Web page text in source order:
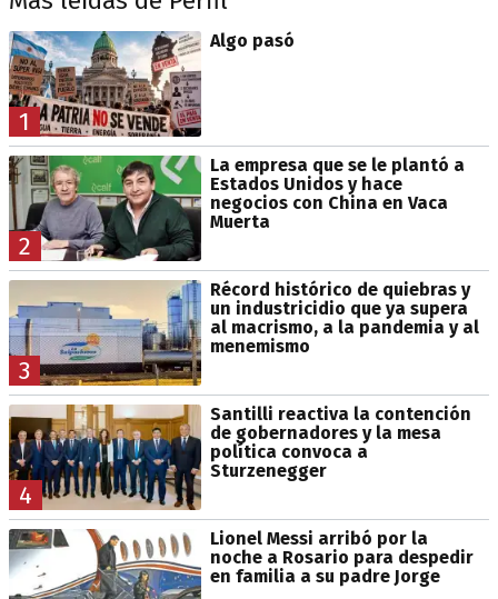
1
Algo pasó
2
La empresa que se le plantó a
Estados Unidos y hace
negocios con China en Vaca
Muerta
3
Récord histórico de quiebras y
un industricidio que ya supera
al macrismo, a la pandemia y al
menemismo
4
Santilli reactiva la contención
de gobernadores y la mesa
política convoca a
Sturzenegger
Lionel Messi arribó por la
noche a Rosario para despedir
en familia a su padre Jorge